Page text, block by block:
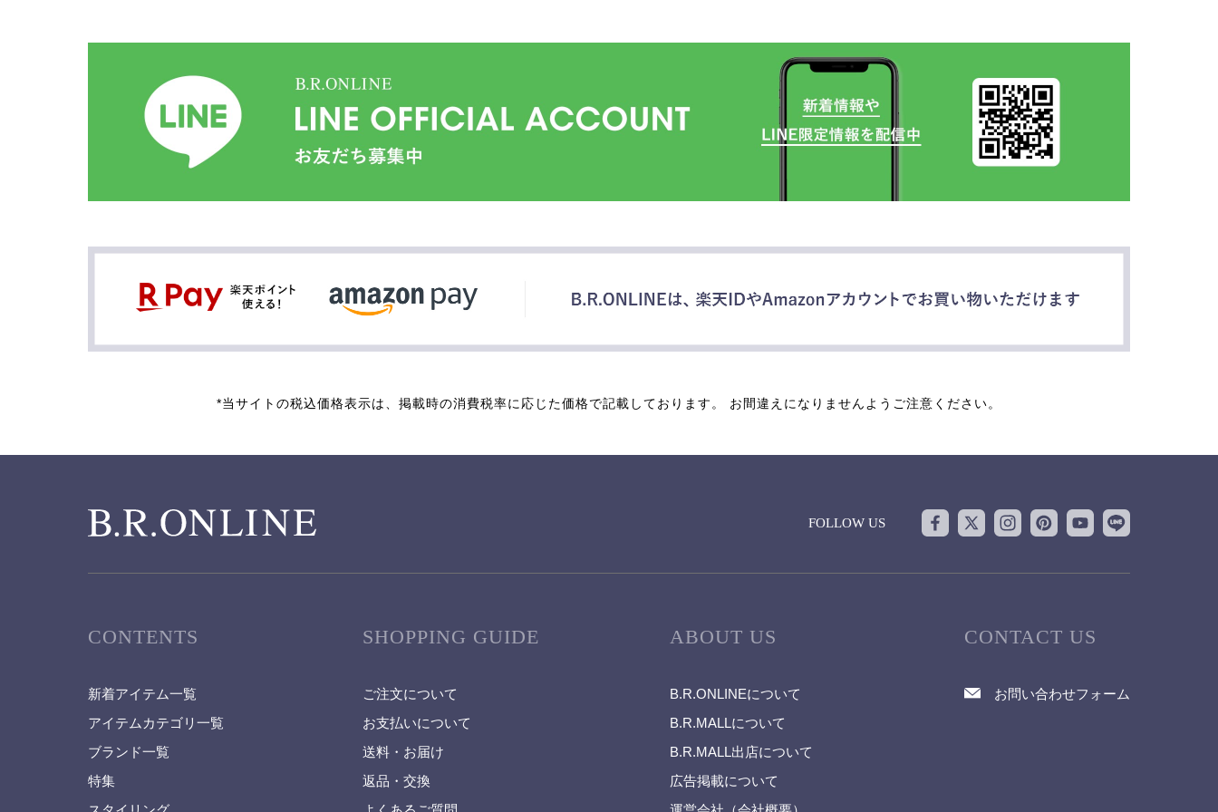
*当サイトの税込価格表示は、掲載時の消費税率に応じた価格で記載しております。 お間違えになりませんようご注意ください。
FOLLOW US
CONTENTS
新着アイテム一覧
アイテムカテゴリ一覧
ブランド一覧
特集
SHOPPING GUIDE
ご注文について
お支払いについて
送料・お届け
返品・交換
ABOUT US
B.R.ONLINEについて
B.R.MALLについて
B.R.MALL出店について
広告掲載について
CONTACT US
お問い合わせフォーム